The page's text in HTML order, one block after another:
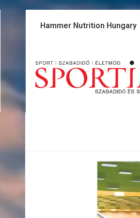
Hammer Nutrition Hungary